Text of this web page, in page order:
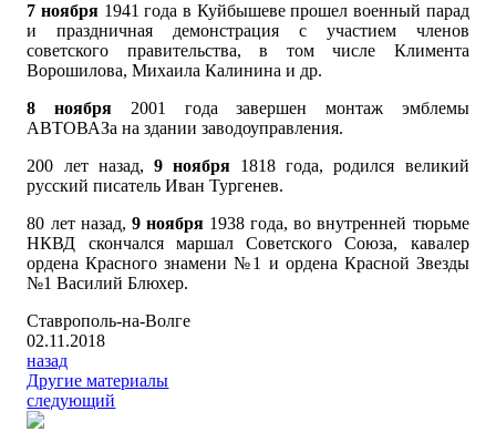
7 ноября 1941 года в Куйбышеве прошел военный парад
и праздничная демонстрация с участием членов
советского правительства, в том числе Климента
Ворошилова, Михаила Калинина и др.
8 ноября 2001 года завершен монтаж эмблемы
АВТОВАЗа на здании заводоуправления.
200 лет назад, 9 ноября 1818 года, родился великий
русский писатель Иван Тургенев.
80 лет назад, 9 ноября1938 года, во внутренней тюрьме
НКВД скончался маршал Советского Союза, кавалер
ордена Красного знамени №1 и ордена Красной Звезды
№1 Василий Блюхер.
Ставрополь-на-Волге
02.11.2018
назад
Другие материалы
следующий